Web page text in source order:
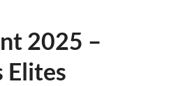
2025 –
Elites